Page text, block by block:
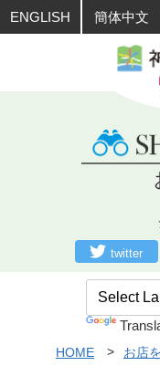
ENGLISH 簡体中文
twitter
HOME お店